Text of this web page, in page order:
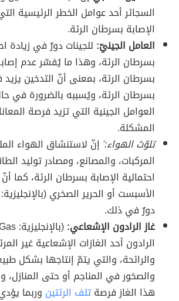
السجائر أحد عوامل الخطر الرئيسية
الإصابة بسرطان الرئة.
العامل الجينيّ: للجينات دورٌ في زيادة
بسرطان الرئة، وهذا ما يُفسّر عدم
بسرطان الرئة، بمعنى أنّ التدخين
بسرطان الرئة، ويُسببه بالضرورة في
العوامل الجينية التي تزيد فرصة
المشكلة.
تلوّث الهواء:' إنّ لاستنشاق الهواء
المركبات، والمصانع، ومصادر توليد
احتمالية الإصابة بسرطان الرئة، كما
دورٌ في ذلك.
غاز الرادون الإشعاعي:
الرادون أحد الغازات الإشعاعية غير
والرائحة، والتي يتمّ إنتاجها بشكل
والصخور في المناجم أو حتى
هذا الغاز فرصةتلف الرئتين وربما